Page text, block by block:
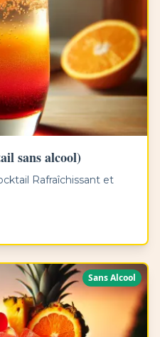
sans alcool)
Rafraîchissant et
Sans Alcool